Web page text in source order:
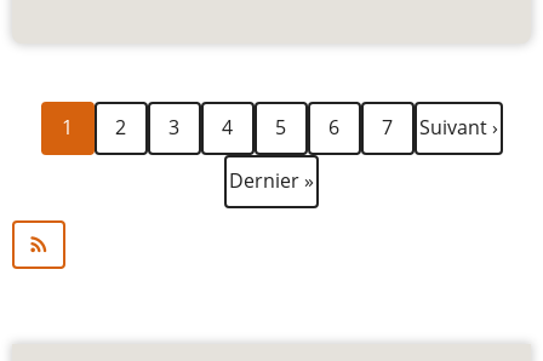
Pagination
Page
courante
1 Page
2 Page
3 Page
4 Page
5 Page
6 Page
7
Page
suivante
Suivant ›
Dernière
page
Dernier »